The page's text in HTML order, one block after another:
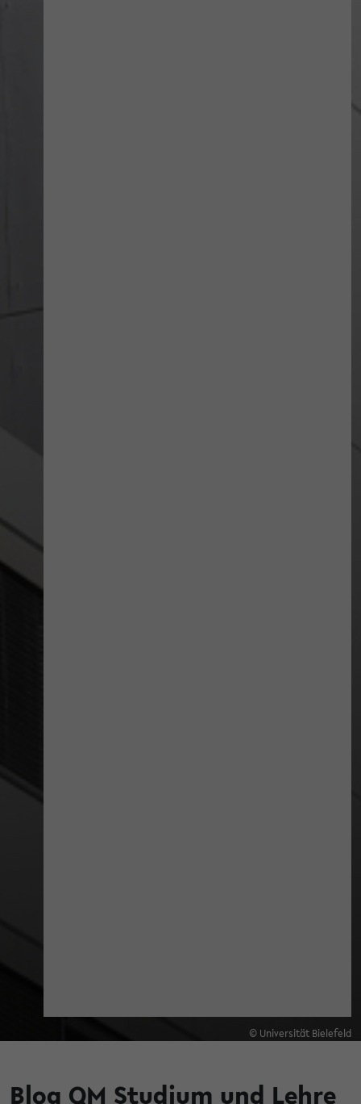
© Universität Bielefeld
Blog QM Studium und Lehre